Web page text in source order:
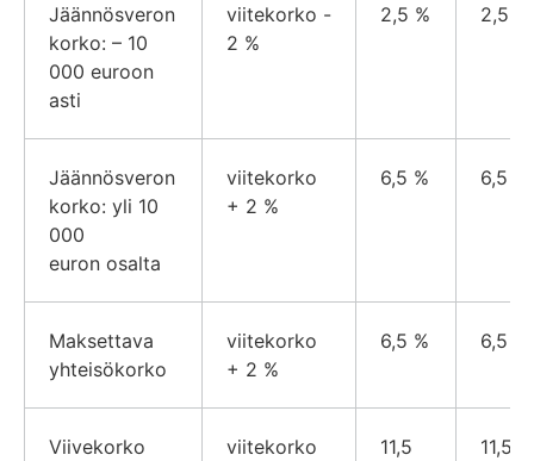
Jäännösveron
korko: – 10
000 euroon
asti
viitekorko -
2 %
2,5 % 2,5 %
Jäännösveron
korko: yli 10
000
euron osalta
viitekorko
+ 2 %
6,5 % 6,5 %
Maksettava
yhteisökorko
viitekorko
+ 2 %
6,5 % 6,5 %
Viivekorko
viitekorko
11,5
11,5